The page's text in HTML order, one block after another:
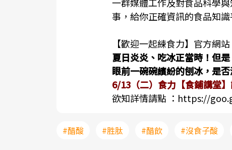
事，給你正確資訊的食品知識
【歡迎一起練食力】官方網站
夏日炎炎、吃冰正當時！但
眼前一碗碗繽紛的刨冰，是
6/13（二）食力【食鋪講堂
欲知詳情請點 ： https://
#醋酸 #胜肽 #醋飲 #沒食子酸